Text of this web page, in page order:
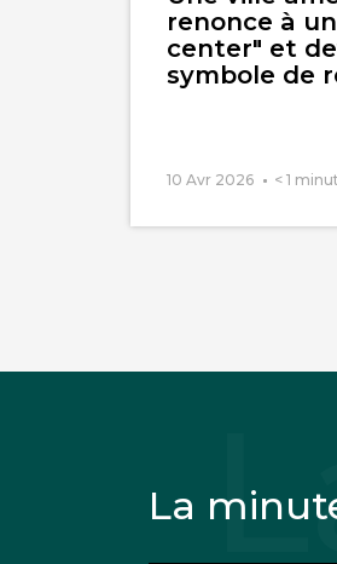
renonce à
center" et
symbole de
10 Avr 2026 < 1
La